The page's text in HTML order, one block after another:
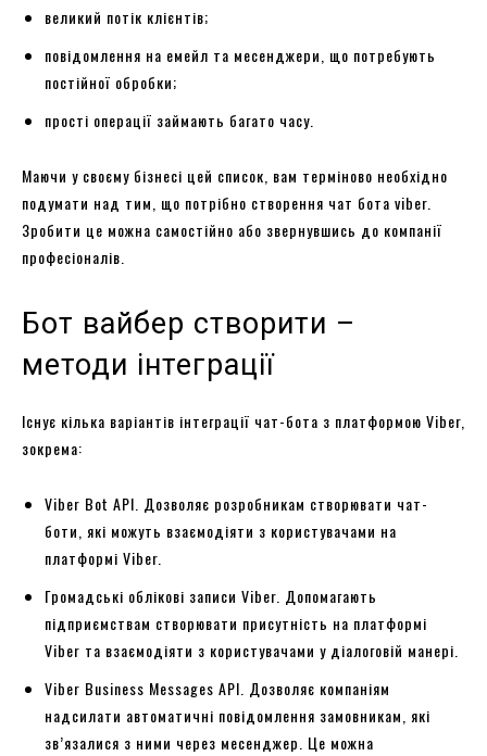
великий потік клієнтів;
повідомлення на емейл та месенджери, що потребують
постійної обробки;
прості операції займають багато часу.
Маючи у своєму бізнесі цей список, вам терміново необхідно
подумати над тим, що потрібно створення чат бота viber.
Зробити це можна самостійно або звернувшись до компанії
професіоналів.
Бот вайбер створити –
методи інтеграції
Існує кілька варіантів інтеграції чат-бота з платформою Viber,
зокрема:
Viber Bot API. Дозволяє розробникам створювати чат-
боти, які можуть взаємодіяти з користувачами на
платформі Viber.
Громадські облікові записи Viber. Допомагають
підприємствам створювати присутність на платформі
Viber та взаємодіяти з користувачами у діалоговій манері.
Viber Business Messages API. Дозволяє компаніям
надсилати автоматичні повідомлення замовникам, які
зв’язалися з ними через месенджер. Це можна